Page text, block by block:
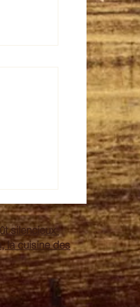
silencieux
la cuisine des